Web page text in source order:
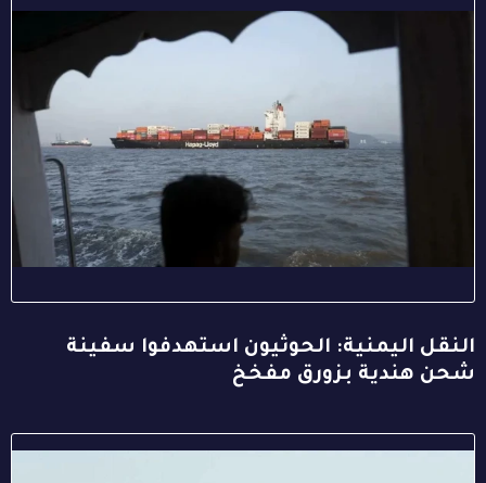
النقل اليمنية: الحوثيون استهدفوا سفينة
شحن هندية بزورق مفخخ